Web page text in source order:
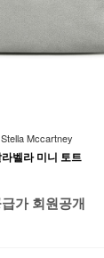
Stella Mccartney
벨라 미니 토트
가 회원공개